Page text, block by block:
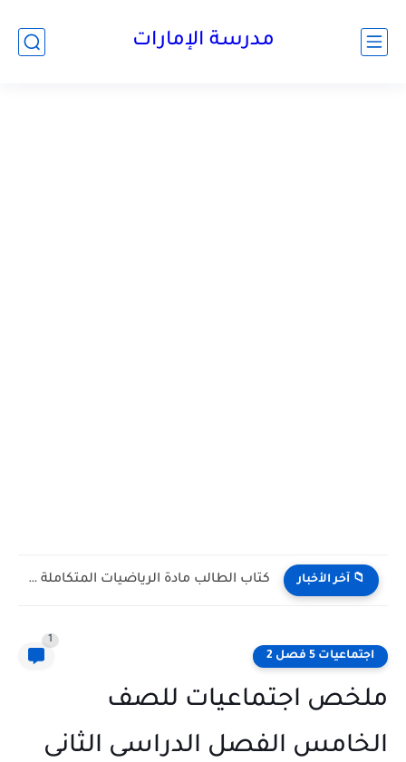
مدرسة الإمارات
📁 آخر الأخبار كتاب الطالب مادة الرياضيات المتكاملة الصف التاسع Bridge متقدم الفصل...
اجتماعيات 5 فصل 2
1
ملخص اجتماعيات للصف
الخامس الفصل الدراسى الثانى